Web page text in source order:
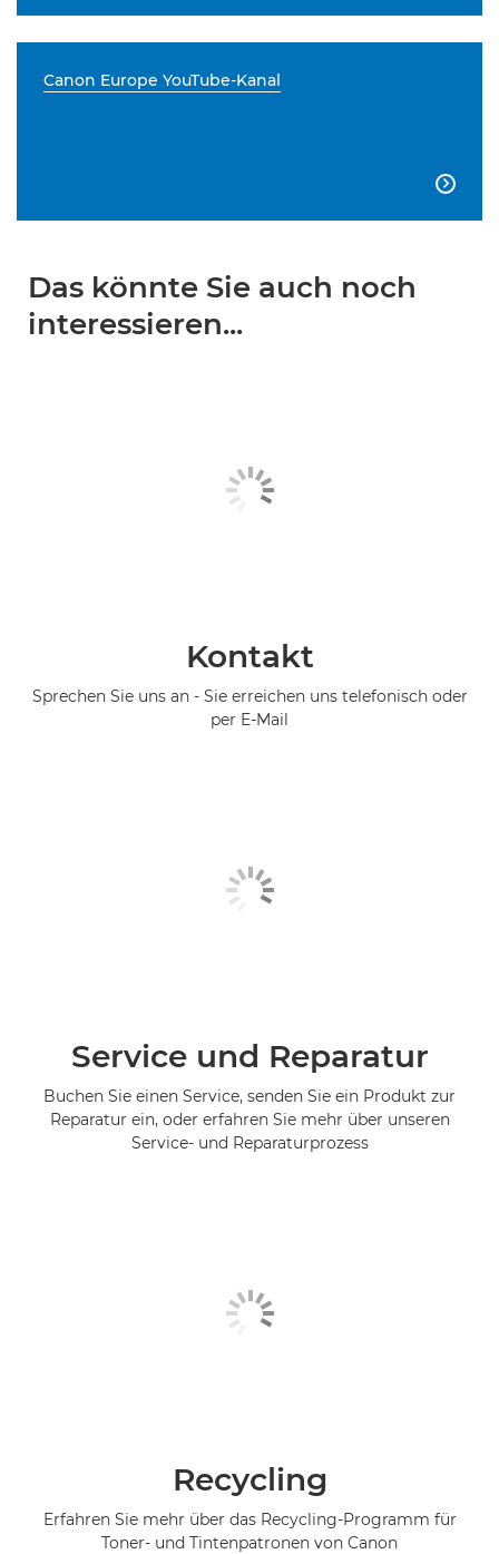
Canon Europe YouTube-Kanal

Das könnte Sie auch noch
interessieren...
Kontakt
Sprechen Sie uns an - Sie erreichen uns telefonisch oder
per E-Mail
Service und Reparatur
Buchen Sie einen Service, senden Sie ein Produkt zur
Reparatur ein, oder erfahren Sie mehr über unseren
Service- und Reparaturprozess
Recycling
Erfahren Sie mehr über das Recycling-Programm für
Toner- und Tintenpatronen von Canon